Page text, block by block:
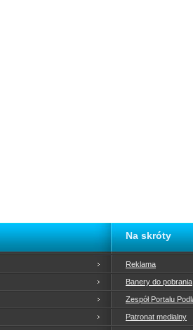
Na skróty
Reklama
Banery do pobrania
Zespół Portalu
Patronat medialny